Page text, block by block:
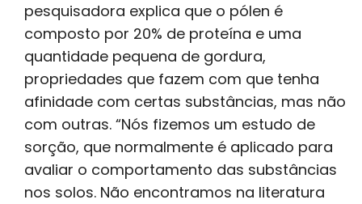
pesquisadora explica que o pólen é
composto por 20% de proteína e uma
quantidade pequena de gordura,
propriedades que fazem com que tenha
afinidade com certas substâncias, mas não
com outras. “Nós fizemos um estudo de
sorção, que normalmente é aplicado para
avaliar o comportamento das substâncias
nos solos. Não encontramos na literatura